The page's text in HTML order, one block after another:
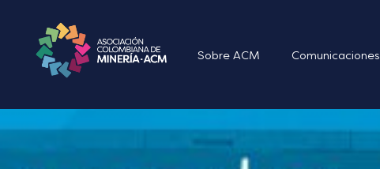
Sobre ACM Comunicaciones